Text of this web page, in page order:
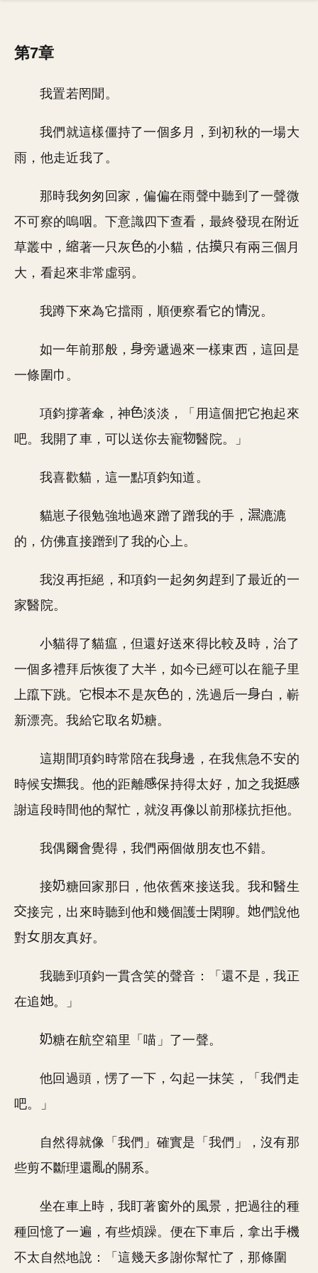
第7章
我置若罔聞。
我們就這樣僵持了一個多月，到初秋的一場大
雨，他走近我了。
那時我匆匆回家，偏偏在雨聲中聽到了一聲微
不可察的嗚咽。下意識四下查看，最終發現在附近
草叢中，
著一只灰 的小貓，估
只有兩三個月
大，看起來非常虛弱。
我蹲下來為它擋雨，順便察看它的 況。
如一年前那般，
旁遞過來一樣東西，這回是
一條圍巾。
項鈞撐著傘，神
淡淡，「用這個把它抱起來
吧。我開了車，可以送你去寵
醫院。」
我喜歡貓，這一點項鈞知道。
貓崽子很勉強地過來蹭了蹭我的手，
漉漉
的，仿佛直接蹭到了我的心上。
我沒再拒絕，和項鈞一起匆匆趕到了最近的一
家醫院。
小貓得了貓瘟，但還好送來得比較及時，治了
一個多禮拜后恢復了大半，如今已經可以在籠子里
上躥下跳。它
本不是灰 的，洗過后一
白，嶄
新漂亮。我給它取名
糖。
這期間項鈞時常陪在我
邊，在我焦急不安的
時候安
我。他的距離
保持得太好，加之我
謝這段時間他的幫忙，就沒再像以前那樣抗拒他。
我偶爾會覺得，我們兩個做朋友也不錯。
接
糖回家那日，他依舊來接送我。我和醫生
接完，出來時聽到他和幾個護士閑聊。
們說他
對
朋友真好。
我聽到項鈞一貫含笑的聲音：「還不是，我正
在追
。」
糖在航空箱里「喵」了一聲。
他回過頭，愣了一下，勾起一抹笑，「我們走
吧。」
自然得就像「我們」確實是「我們」，沒有那
些剪不斷理還
的關系。
坐在車上時，我盯著窗外的風景，把過往的種
種回憶了一遍，有些煩躁。便在下車后，拿出手機
不太自然地說：「這幾天多謝你幫忙了，那條圍